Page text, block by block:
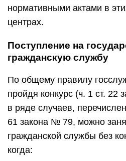
нормативными актами в
центрах.
Поступление на
гражданскую службу
По общему правилу
пройдя конкурс (ч. 1 ст.
в ряде случаев,
61 закона № 79, можно
гражданской службы без
когда: